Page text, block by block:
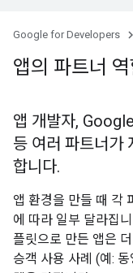
Google for Developers
앱의 파트너
앱 개발자,
등 여러 파트너가
합니다.
앱 환경을 만들 때 각
에 따라 일부 달라집
플릿으로 만든 앱은
승객 사용 사례 (예: